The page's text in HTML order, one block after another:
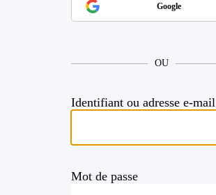
Google
OU
Identifiant ou adresse e-mail
Mot de passe